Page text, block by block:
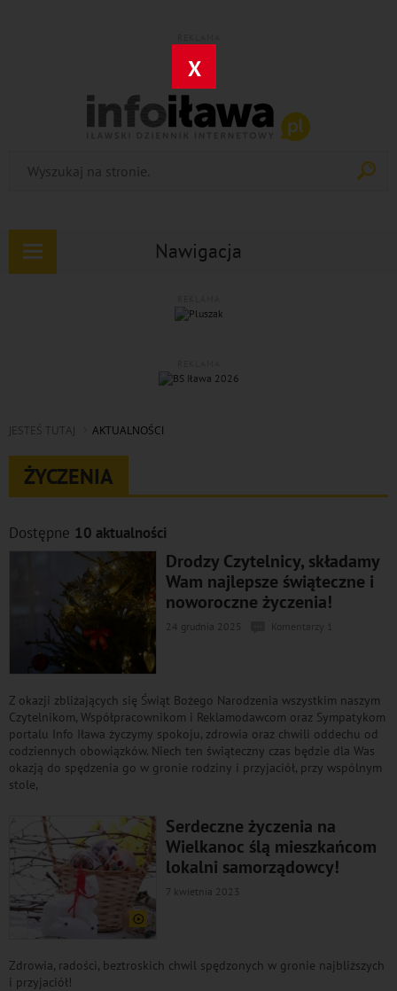
X
Nawigacja
Rozwiń
JESTEŚ TUTAJ AKTUALNOŚCI
ŻYCZENIA
Dostępne 10 aktualności
Drodzy Czytelnicy, składamy
Wam najlepsze świąteczne i
noworoczne życzenia!
24 grudnia 2025
Z okazji zbliżających się Świąt Bożego Narodzenia wszystkim naszym
Czytelnikom, Współpracownikom i Reklamodawcom oraz Sympatykom
portalu Info Iława życzymy spokoju, zdrowia oraz chwili oddechu od
codziennych obowiązków. Niech ten świąteczny czas będzie dla Was
okazją do spędzenia go w gronie rodziny i przyjaciół, przy wspólnym
stole,
Serdeczne życzenia na
Wielkanoc ślą mieszkańcom
lokalni samorządowcy!
7 kwietnia 2023
Zdrowia, radości, beztroskich chwil spędzonych w gronie najbliższych
i przyjaciół!